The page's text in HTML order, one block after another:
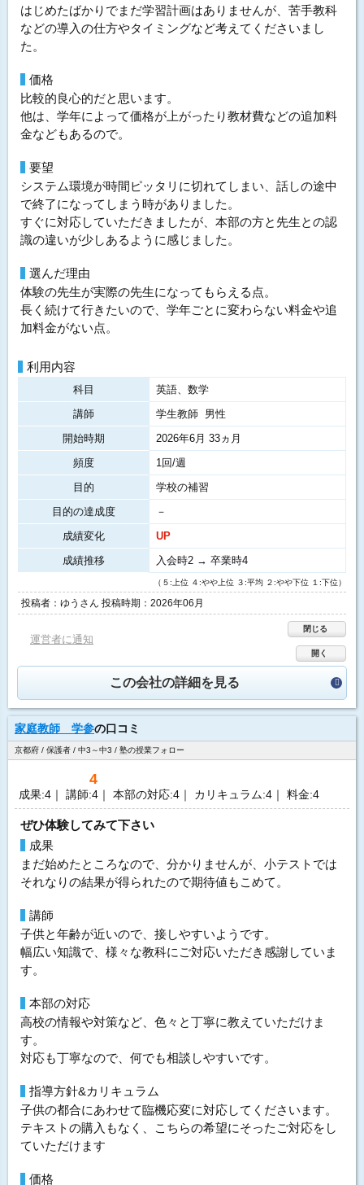
はじめたばかりでまだ学習計画はありませんが、苦手教科
などの導入の仕方やタイミングなど考えてくださいまし
た。
価格
比較的良心的だと思います。
他は、学年によって価格が上がったり教材費などの追加料
金などもあるので。
要望
システム環境が時間ピッタリに切れてしまい、話しの途中
で終了になってしまう時がありました。
すぐに対応していただきましたが、本部の方と先生との認
識の違いが少しあるように感じました。
選んだ理由
体験の先生が実際の先生になってもらえる点。
長く続けて行きたいので、学年ごとに変わらない料金や追
加料金がない点。
利用内容
科目
英語、数学
講師
学生教師 男性
開始時期
2026年6月 33ヵ月
頻度
1回/週
目的
学校の補習
目的の達成度
－
成績変化
UP
成績推移
入会時2 → 卒業時4
（５:上位 ４:やや上位 ３:平均 ２:やや下位 １:下位）
投稿者：ゆうさん 投稿時期：2026年06月
運営者に通知
閉じる
開く
この会社の詳細を見る
家庭教師 学参の口コミ
京都府 / 保護者 / 中3～中3 / 塾の授業フォロー
4
成果:4｜ 講師:4｜ 本部の対応:4｜ カリキュラム:4｜ 料金:4
ぜひ体験してみて下さい
成果
まだ始めたところなので、分かりませんが、小テストでは
それなりの結果が得られたので期待値もこめて。
講師
子供と年齢が近いので、接しやすいようです。
幅広い知識で、様々な教科にご対応いただき感謝していま
す。
本部の対応
高校の情報や対策など、色々と丁寧に教えていただけま
す。
対応も丁寧なので、何でも相談しやすいです。
指導方針&カリキュラム
子供の都合にあわせて臨機応変に対応してくださいます。
テキストの購入もなく、こちらの希望にそったご対応をし
ていただけます
価格